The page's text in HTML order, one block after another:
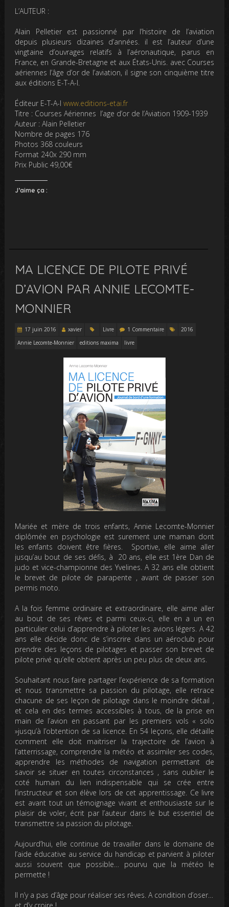
L’AUTEUR :
Alain Pelletier est passionné par l’histoire de l’aviation
depuis plusieurs dizaines d’années. il est l’auteur d’une
vingtaine d’ouvrages relatifs à l’aéronautique, parus en
France, en Grande-Bretagne et aux États-Unis. avec Courses
aériennes l’âge d’or de l’aviation, il signe son cinquième titre
aux éditions E-T-A-I.
Éditeur E-T-A-Iwww.editions-etai.fr
Titre : Courses Aériennes l’age d’or de l’Aviation 1909-1939
Auteur : Alain Pelletier
Nombre de pages 176
Photos 368 couleurs
Format 240x 290 mm
Prix Public 49,00€
J’aime ça :
MA LICENCE DE PILOTE PRIVÉ
D’AVION PAR ANNIE LECOMTE-
MONNIER
17 juin 2016 xavier Livre 1 Commentaire
2016
Annie Lecomte-Monnier
editions maxima livre
Mariée et mère de trois enfants, Annie Lecomte-Monnier
diplômée en psychologie est surement une maman dont
les enfants doivent être fières. Sportive, elle aime aller
jusqu’au bout de ses défis, à 20 ans, elle est 1ère Dan de
judo et vice-championne des Yvelines. A 32 ans elle obtient
le brevet de pilote de parapente , avant de passer son
permis moto.
A la fois femme ordinaire et extraordinaire, elle aime aller
au bout de ses rêves et parmi ceux-ci, elle en a un en
particulier celui d’apprendre à piloter les avions légers. A 42
ans elle décide donc de s’inscrire dans un aéroclub pour
prendre des leçons de pilotages et passer son brevet de
pilote privé qu’elle obtient après un peu plus de deux ans.
Souhaitant nous faire partager l’expérience de sa formation
et nous transmettre sa passion du pilotage, elle retrace
chacune de ses leçon de pilotage dans le moindre détail ,
et cela en des termes accessibles à tous, de la prise en
main de l’avion en passant par les premiers vols « solo
»jusqu’à l’obtention de sa licence. En 54 leçons, elle détaille
comment elle doit maitriser la trajectoire de l’avion à
l’atterrissage, comprendre la météo et assimiler ses codes,
apprendre les méthodes de navigation permettant de
savoir se situer en toutes circonstances , sans oublier le
coté humain du lien indispensable qui se crée entre
l’instructeur et son élève lors de cet apprentissage. Ce livre
est avant tout un témoignage vivant et enthousiaste sur le
plaisir de voler, écrit par l’auteur dans le but essentiel de
transmettre sa passion du pilotage.
Aujourd’hui, elle continue de travailler dans le domaine de
l’aide éducative au service du handicap et parvient à piloter
aussi souvent que possible… pourvu que la météo le
permette !
Il n’y a pas d’âge pour réaliser ses rêves. A condition d’oser…